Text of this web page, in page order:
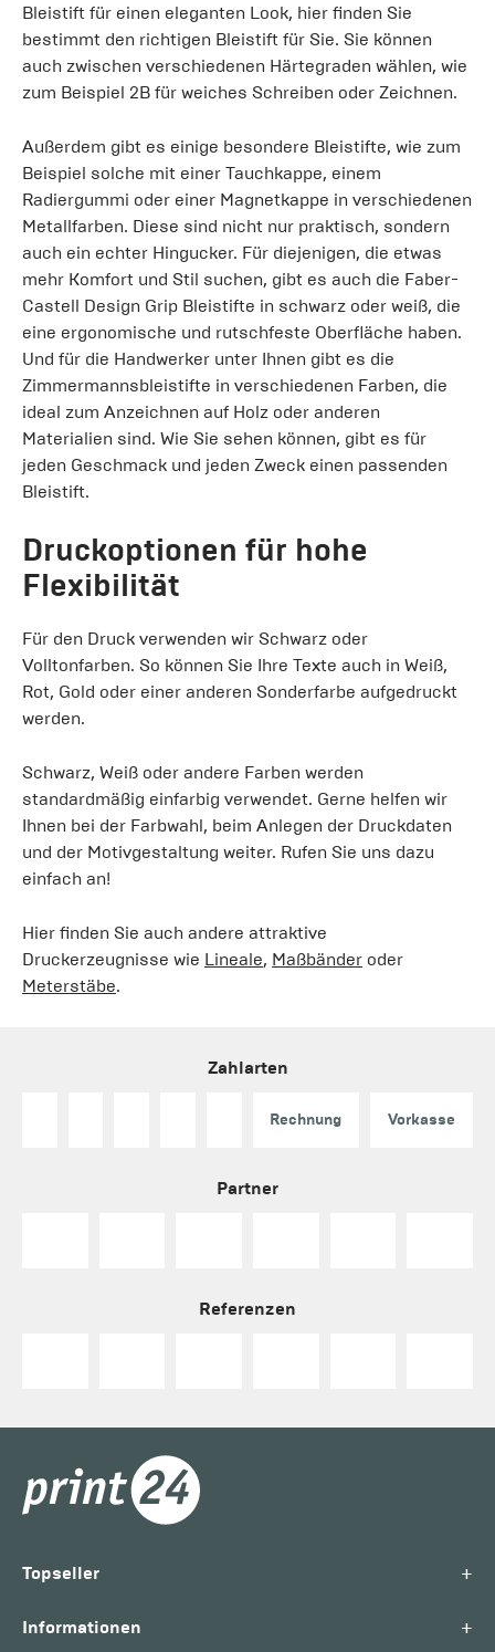
Bleistift für einen eleganten Look, hier finden Sie
bestimmt den richtigen Bleistift für Sie. Sie können
auch zwischen verschiedenen Härtegraden wählen, wie
zum Beispiel 2B für weiches Schreiben oder Zeichnen.
Außerdem gibt es einige besondere Bleistifte, wie zum
Beispiel solche mit einer Tauchkappe, einem
Radiergummi oder einer Magnetkappe in verschiedenen
Metallfarben. Diese sind nicht nur praktisch, sondern
auch ein echter Hingucker. Für diejenigen, die etwas
mehr Komfort und Stil suchen, gibt es auch die Faber-
Castell Design Grip Bleistifte in schwarz oder weiß, die
eine ergonomische und rutschfeste Oberfläche haben.
Und für die Handwerker unter Ihnen gibt es die
Zimmermannsbleistifte in verschiedenen Farben, die
ideal zum Anzeichnen auf Holz oder anderen
Materialien sind. Wie Sie sehen können, gibt es für
jeden Geschmack und jeden Zweck einen passenden
Bleistift.
Druckoptionen für hohe
Flexibilität
Für den Druck verwenden wir Schwarz oder
Volltonfarben. So können Sie Ihre Texte auch in Weiß,
Rot, Gold oder einer anderen Sonderfarbe aufgedruckt
werden.
Schwarz, Weiß oder andere Farben werden
standardmäßig einfarbig verwendet. Gerne helfen wir
Ihnen bei der Farbwahl, beim Anlegen der Druckdaten
und der Motivgestaltung weiter. Rufen Sie uns dazu
einfach an!
Hier finden Sie auch andere attraktive
Druckerzeugnisse wie Lineale, Maßbänder oder
Meterstäbe.
Zahlarten
Rechnung Vorkasse
Partner
Referenzen
Topseller +
Informationen +